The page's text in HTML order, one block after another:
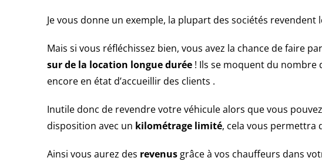
Je vous donne un exemple, la plupart des sociétés revendent
Mais si vous réfléchissez bien, vous avez la chance de faire
sur de la location longue durée ! Ils se moquent du nombre
encore en état d’accueillir des clients .
Inutile donc de revendre votre véhicule alors que vous
disposition avec un kilométrage limité, cela vous permettra
Ainsi vous aurez des revenus grâce à vos chauffeurs dans